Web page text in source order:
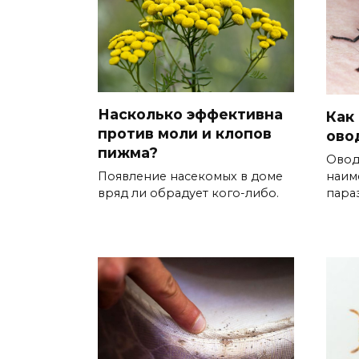
Насколько эффективна
против моли и клопов
пижма?
Появление насекомых в доме
вряд ли обрадует кого-либо.
Как